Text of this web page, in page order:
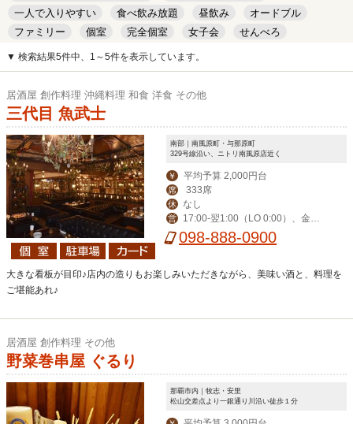
一人で入りやすい
食べ飲み放題 昼飲み
オードブル
ファミリー
個室 完全個室 女子会
せんべろ
キッズルーム
安い デート
▼ 検索結果5件中、1～5件を表示しています。
居酒屋 創作料理 沖縄料理 和食 洋食 その他
三代目 魚武士
南部｜南風原町・与那原町
329号線沿い、ニトリ南風原店近く
￥ 平均予算 2,000円台
席 333席
休 なし
営
17:00-翌1:00（LO 0:00）、金土
祝前17:00-翌2:00（LO 翌1:00）
098-888-0900
大きな看板が目印♪店内の造りもお楽しみいただきながら、美味い酒と、料理を
ご堪能あれ♪
居酒屋 創作料理 その他
野菜巻串屋 ぐるり
那覇市内｜牧志・安里
松山交差点より一銀通り川沿い徒歩１分